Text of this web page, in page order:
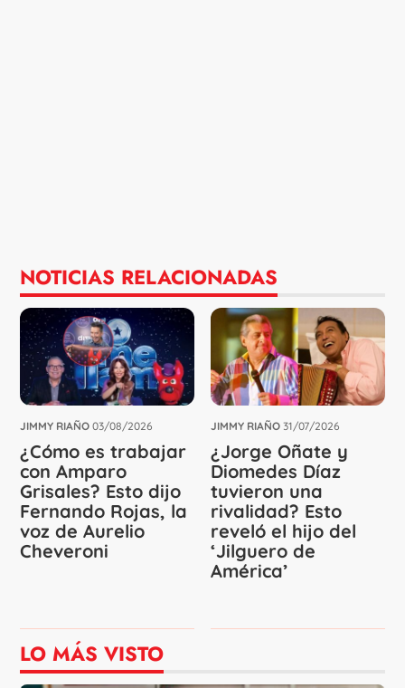
NOTICIAS RELACIONADAS
JIMMY RIAÑO 03/08/2026
¿Cómo es trabajar
con Amparo
Grisales? Esto dijo
Fernando Rojas, la
voz de Aurelio
Cheveroni
JIMMY RIAÑO 31/07/2026
¿Jorge Oñate y
Diomedes Díaz
tuvieron una
rivalidad? Esto
reveló el hijo del
‘Jilguero de
América’
LO MÁS VISTO